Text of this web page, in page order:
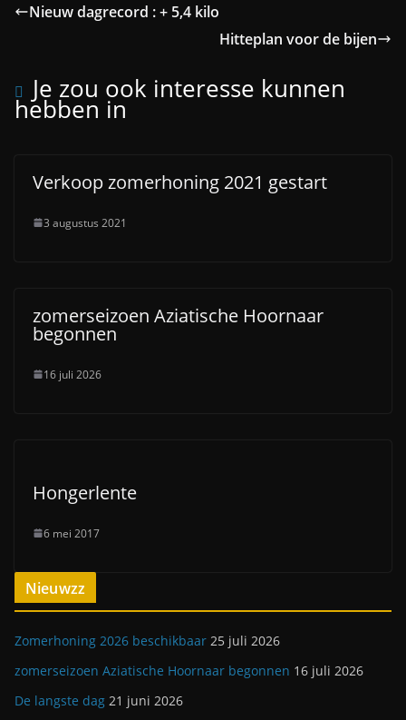
Nieuw dagrecord : + 5,4 kilo
Hitteplan voor de bijen
Je zou ook interesse kunnen
hebben in
Verkoop zomerhoning 2021 gestart
3 augustus 2021
zomerseizoen Aziatische Hoornaar
begonnen
16 juli 2026
Hongerlente
6 mei 2017
Nieuwzz
Zomerhoning 2026 beschikbaar 25 juli 2026
zomerseizoen Aziatische Hoornaar begonnen 16 juli 2026
De langste dag 21 juni 2026